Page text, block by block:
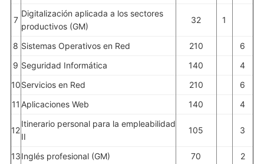
7
Digitalización aplicada a los sectores
productivos (GM)
32 1
8 Sistemas Operativos en Red 210
6
9 Seguridad Informática 140
4
10Servicios en Red 210
6
11 Aplicaciones Web 140 4
12
Itinerario personal para la empleabilidad
II
105 3
13Inglés profesional (GM) 70 2